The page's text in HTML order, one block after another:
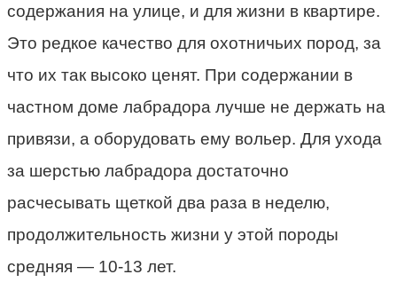
содержания на улице, и для жизни в квартире.
Это редкое качество для охотничьих пород, за
что их так высоко ценят. При содержании в
частном доме лабрадора лучше не держать на
привязи, а оборудовать ему вольер. Для ухода
за шерстью лабрадора достаточно
расчесывать щеткой два раза в неделю,
продолжительность жизни у этой породы
средняя — 10-13 лет.